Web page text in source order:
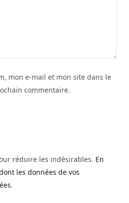
mon e-mail et mon site dans le
commentaire.
réduire les indésirables. En
les données de vos
.